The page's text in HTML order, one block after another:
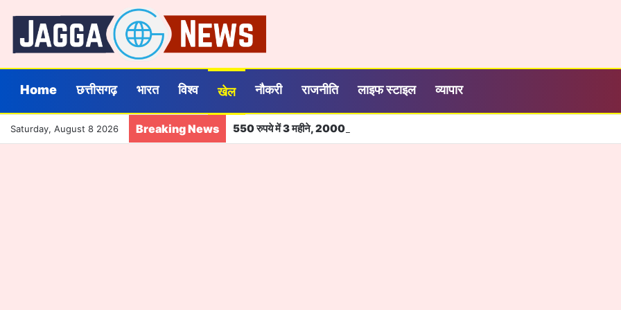
Home छत्तीसगढ़ भारत विश्व खेल नौकरी राजनीति लाइफ स्टाइल व्यापार
Saturday, August 8 2026 Breaking News 550 रुपये में 3 महीने, 2000 रुपये में सालभर मनोरंजन, जियो ने बढ़ाया OTT-Pass का दायरा